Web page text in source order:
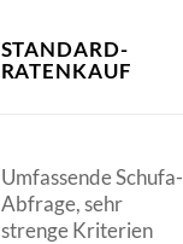
STANDARD-
RATENKAUF
Umfassende Schufa-
Abfrage, sehr
strenge Kriterien